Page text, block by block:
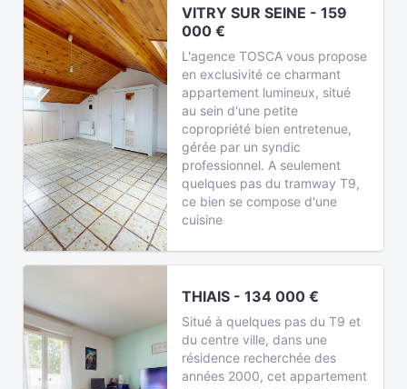
VITRY SUR SEINE - 159
000 €
L'agence TOSCA vous propose
en exclusivité ce charmant
appartement lumineux, situé
au sein d'une petite
copropriété bien entretenue,
gérée par un syndic
professionnel. A seulement
quelques pas du tramway T9,
ce bien se compose d'une
cuisine
THIAIS - 134 000 €
Situé à quelques pas du T9 et
du centre ville, dans une
résidence recherchée des
années 2000, cet appartement